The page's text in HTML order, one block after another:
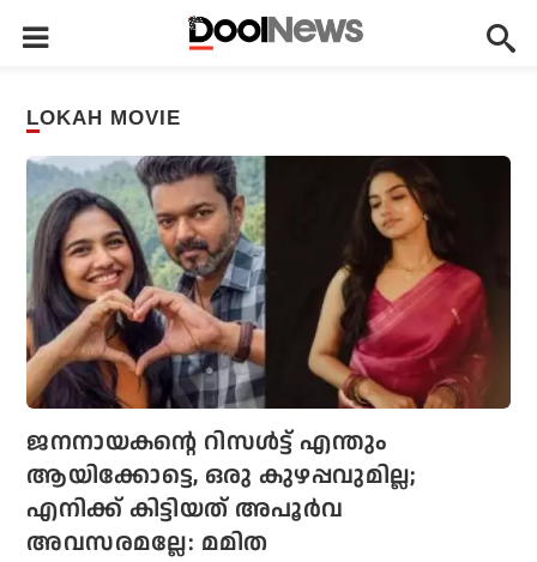
LOKAH MOVIE
ജനനായകന്റെ റിസള്‍ട്ട് എന്തും
ആയിക്കോട്ടെ, ഒരു കുഴപ്പവുമില്ല;
എനിക്ക് കിട്ടിയത് അപൂര്‍വ
അവസരമല്ലേ: മമിത